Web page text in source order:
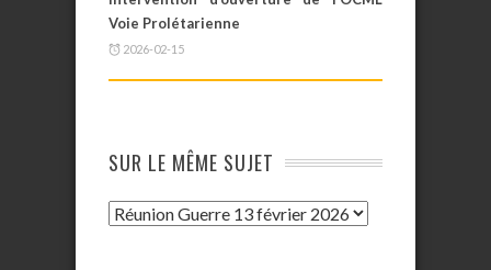
Voie Prolétarienne
2026-02-15
SUR LE MÊME SUJET